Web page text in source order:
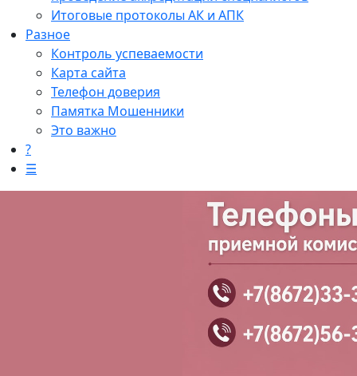
Итоговые протоколы АК и АПК
Разное
Контроль успеваемости
Карта сайта
Телефон доверия
Памятка Мошенники
Это важно
?
☰